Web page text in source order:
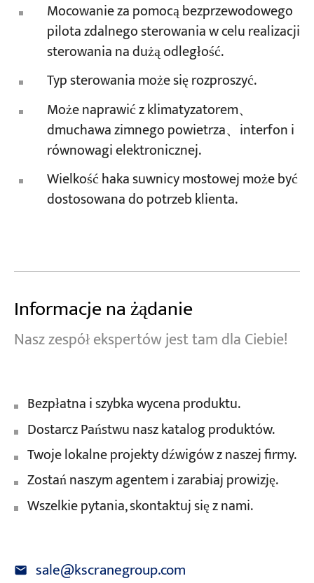
Mocowanie za pomocą bezprzewodowego
pilota zdalnego sterowania w celu realizacji
sterowania na dużą odległość.
Typ sterowania może się rozproszyć.
Może naprawić z klimatyzatorem、
dmuchawa zimnego powietrza、interfon i
równowagi elektronicznej.
Wielkość haka suwnicy mostowej może być
dostosowana do potrzeb klienta.
Informacje na żądanie
Nasz zespół ekspertów jest tam dla Ciebie!
Bezpłatna i szybka wycena produktu.
Dostarcz Państwu nasz katalog produktów.
Twoje lokalne projekty dźwigów z naszej firmy.
Zostań naszym agentem i zarabiaj prowizję.
Wszelkie pytania, skontaktuj się z nami.
sale@kscranegroup.com